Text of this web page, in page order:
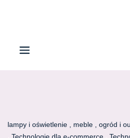
lampy i oświetlenie meble
ogród i